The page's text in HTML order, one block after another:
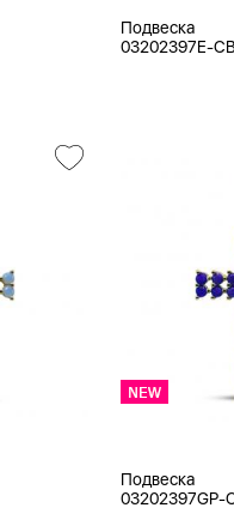
Подвеска
03202397E-
Подвеска
03202397GP-